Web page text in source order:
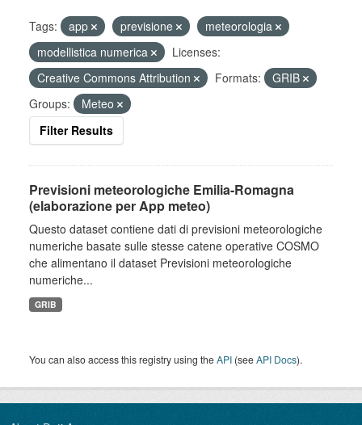
Tags: app previsione
meteorologia
modellistica numerica
Licenses:
Creative Commons Attribution
Formats:
GRIB
Groups:
Meteo
Filter Results
Previsioni meteorologiche Emilia-Romagna
(elaborazione per App meteo)
Questo dataset contiene dati di previsioni meteorologiche
numeriche basate sulle stesse catene operative COSMO
che alimentano il dataset Previsioni meteorologiche
numeriche...
GRIB
You can also access this registry using theAPI (seeAPI Docs).